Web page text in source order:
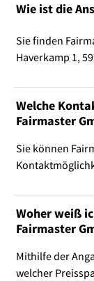
Wie ist die
Sie finden
Haverkamp 1,
Welche
Fairmaster
Sie können
Woher weiß
Fairmaster
Mithilfe der
welcher